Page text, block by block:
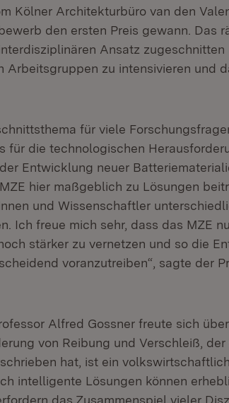
Kölner Architekturbüro van den
den ersten Preis gewann. Das
Ansatz zugeschnitten
Arbeitsgruppen zu intensivieren und
für viele
für die technologischen
Entwicklung neuer
hier maßgeblich zu Lösungen
und Wissenschaftler
Ich freue mich sehr, dass das MZE
stärker zu vernetzen und so die
voranzutreiben“, sagte der
Alfred Gossner freute sich
von Reibung und Verschleiß,
hat, ist ein
intelligente Lösungen können
das Zusammenspiel vieler